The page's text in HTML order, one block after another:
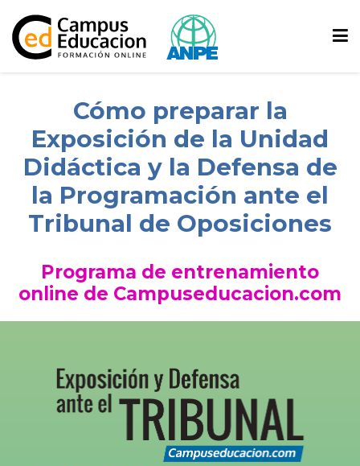
Cómo preparar la
Exposición de la Unidad
Didáctica y la Defensa de
la Programación ante el
Tribunal de Oposiciones
Programa de entrenamiento
online de Campuseducacion.com